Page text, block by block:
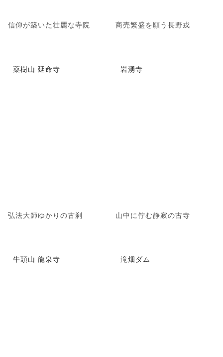
信仰が築いた壮麗な寺院 商売繁盛を願う長野戎
薬樹山 延命寺
弘法大師ゆかりの古刹
岩湧寺
山中に佇む静寂の古寺
牛頭山 龍泉寺 滝畑ダム